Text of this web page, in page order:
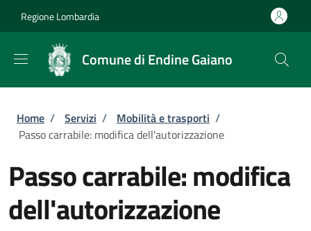
Regione Lombardia
Comune di Endine Gaiano
Briciole di pane
Home / Servizi / Mobilità e trasporti /
Passo carrabile: modifica dell'autorizzazione
Passo carrabile: modifica
dell'autorizzazione